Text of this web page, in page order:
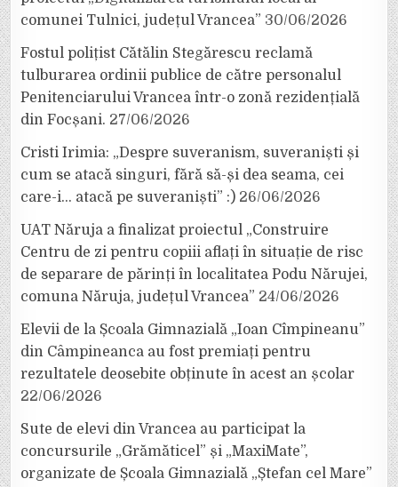
comunei Tulnici, județul Vrancea” 30/06/2026
Fostul polițist Cătălin Stegărescu reclamă
tulburarea ordinii publice de către personalul
Penitenciarului Vrancea într-o zonă rezidențială
din Focșani. 27/06/2026
Cristi Irimia: „Despre suveranism, suveraniști și
cum se atacă singuri, fără să-și dea seama, cei
care-i… atacă pe suveraniști” :) 26/06/2026
UAT Năruja a finalizat proiectul „Construire
Centru de zi pentru copiii aflați în situație de risc
de separare de părinți în localitatea Podu Nărujei,
comuna Năruja, județul Vrancea” 24/06/2026
Elevii de la Școala Gimnazială „Ioan Cîmpineanu”
din Câmpineanca au fost premiați pentru
rezultatele deosebite obținute în acest an școlar
22/06/2026
Sute de elevi din Vrancea au participat la
concursurile „Grămăticel” și „MaxiMate”,
organizate de Școala Gimnazială „Ștefan cel Mare”